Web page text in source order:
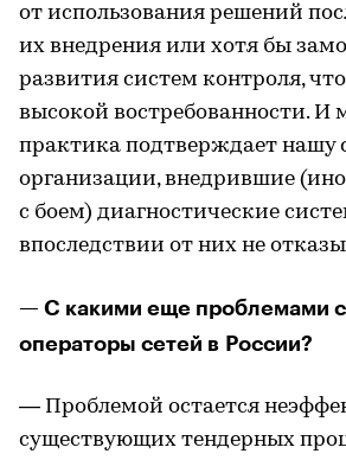
от использования решений
их внедрения или хотя бы
развития систем контроля,
высокой востребованности. И
практика подтверждает нашу
организации, внедрившие
с боем) диагностические
впоследствии от них не
— С какими еще проблемами
операторы сетей в России?
— Проблемой остается
существующих тендерных